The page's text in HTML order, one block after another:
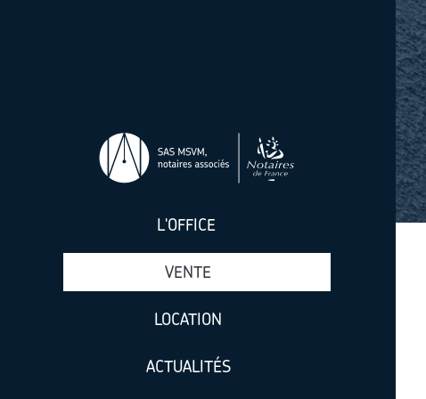
L'OFFICE
VENTE
LOCATION
ACTUALITÉS